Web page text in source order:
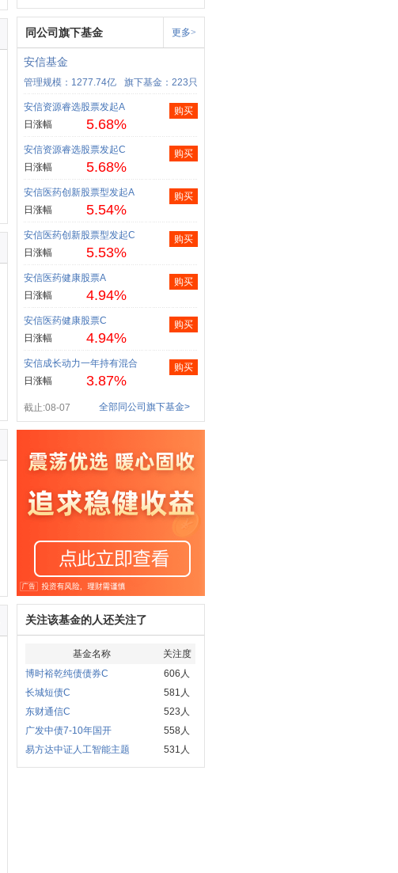
同公司旗下基金 更多>
安信基金
管理规模：1277.74亿 旗下基金：223只
安信资源睿选股票发起A
日涨幅
5.68%
购买
安信资源睿选股票发起C
日涨幅
5.68%
购买
安信医药创新股票型发起A
日涨幅
5.54%
购买
安信医药创新股票型发起C
日涨幅
5.53%
购买
安信医药健康股票A
日涨幅
4.94%
购买
安信医药健康股票C
日涨幅
4.94%
购买
安信成长动力一年持有混合
日涨幅
3.87%
购买
截止:08-07 全部同公司旗下基金>
关注该基金的人还关注了
基金名称
关注度
博时裕乾纯债债券C
606人
长城短债C
581人
东财通信C
523人
广发中债7-10年国开
558人
易方达中证人工智能主题
531人